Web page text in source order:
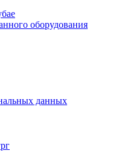
оборудования
данных